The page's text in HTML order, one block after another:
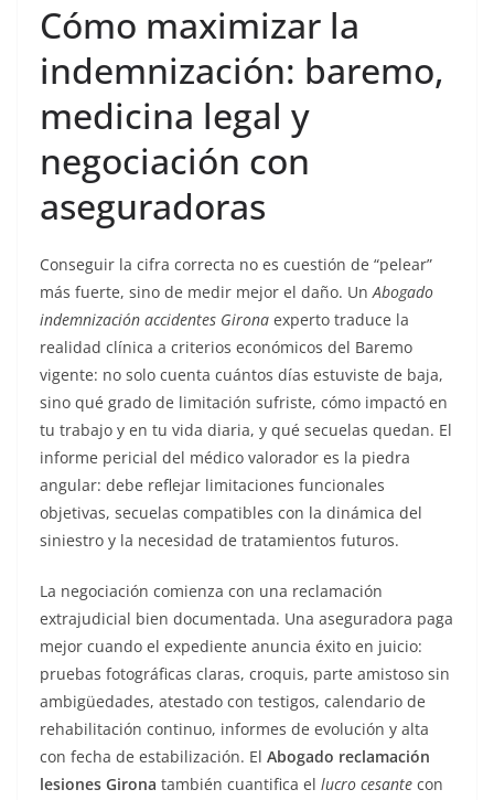
Cómo maximizar la
indemnización: baremo,
medicina legal y
negociación con
aseguradoras
Conseguir la cifra correcta no es cuestión de “pelear”
más fuerte, sino de medir mejor el daño. UnAbogado
indemnización accidentes Girona experto traduce la
realidad clínica a criterios económicos del Baremo
vigente: no solo cuenta cuántos días estuviste de baja,
sino qué grado de limitación sufriste, cómo impactó en
tu trabajo y en tu vida diaria, y qué secuelas quedan. El
informe pericial del médico valorador es la piedra
angular: debe reflejar limitaciones funcionales
objetivas, secuelas compatibles con la dinámica del
siniestro y la necesidad de tratamientos futuros.
La negociación comienza con una reclamación
extrajudicial bien documentada. Una aseguradora paga
mejor cuando el expediente anuncia éxito en juicio:
pruebas fotográficas claras, croquis, parte amistoso sin
ambigüedades, atestado con testigos, calendario de
rehabilitación continuo, informes de evolución y alta
con fecha de estabilización. El Abogado reclamación
lesiones Girona también cuantifica el lucro cesante con